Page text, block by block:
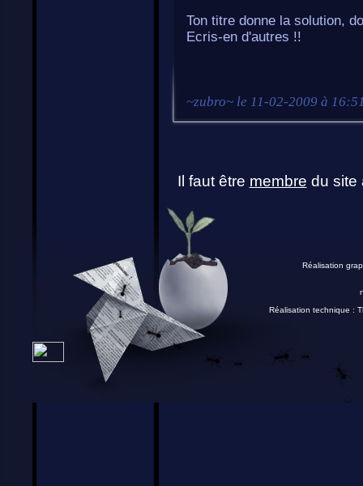
Ton titre donne la solution,
Ecris-en d'autres !!
~zubro~ le 11-02-2009 à
Il faut être membre du site
Réalisation
Réalisation technique :